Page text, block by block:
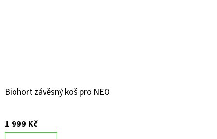
Biohort závěsný koš pro NEO
1 999 Kč